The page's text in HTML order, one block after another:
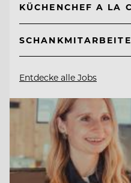
KÜCHENCHEF A LA
Entdecke alle Jobs